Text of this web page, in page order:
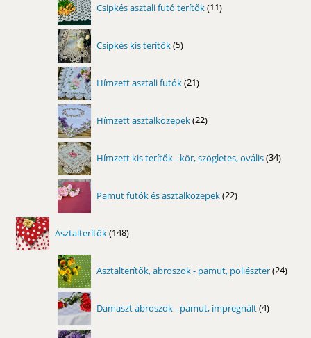
Csipkés asztali futó terítők 11
termék
Csipkés kis terítők 5
termék
Hímzett asztali futók 21
termék
Hímzett asztalközepek 22
termék
Hímzett kis terítők - kör, szögletes, ovális 34
termék
Pamut futók és asztalközepek 22
termék
Asztalterítők 148
termék
Asztalterítők, abroszok - pamut, poliészter 24
Damaszt abroszok - pamut, impregnált 4
termék